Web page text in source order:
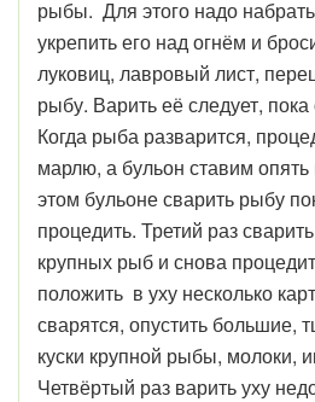
рыбы. Для этого надо
укрепить его над огнём и
луковиц, лавровый лист,
рыбу. Варить её следует,
Когда рыба разварится,
марлю, а бульон ставим опять
этом бульоне сварить рыбу
процедить. Третий раз
крупных рыб и снова
положить в уху несколько
сварятся, опустить большие,
куски крупной рыбы, молоки,
Четвёртый раз варить уху